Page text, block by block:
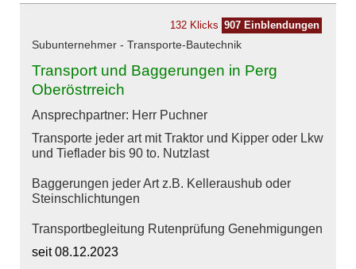
132 Klicks 907 Einblendungen
Subunternehmer - Transporte-Bautechnik
Transport und Baggerungen in Perg
Oberöstrreich
Ansprechpartner: Herr Puchner
Transporte jeder art mit Traktor und Kipper oder Lkw
und Tieflader bis 90 to. Nutzlast
Baggerungen jeder Art z.B. Kelleraushub oder
Steinschlichtungen
Transportbegleitung Rutenprüfung Genehmigungen
seit 08.12.2023